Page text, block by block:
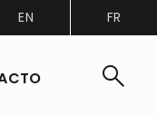
EN FR
search